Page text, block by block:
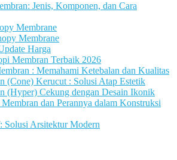
Jenis, Komponen, dan Cara
Membrane
Membrane
Harga
Membran Terbaik 2026
: Memahami Ketebalan dan Kualitas
(Cone) Kerucut : Solusi Atap Estetik
(Hyper) Cekung dengan Desain Ikonik
dan Perannya dalam Konstruksi
Solusi Arsitektur Modern